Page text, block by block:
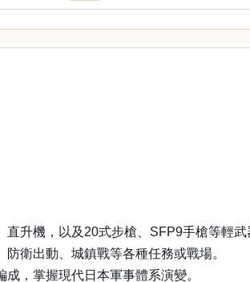
升機，以及20式步槍、SFP9手槍等輕武
衛出動、城鎮戰等各種任務或戰場。
，掌握現代日本軍事體系演變。